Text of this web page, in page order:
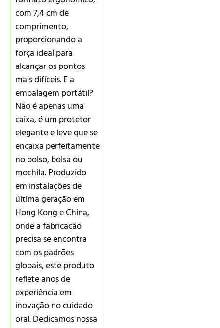
com 7,4 cm de
comprimento,
proporcionando a
força ideal para
alcançar os pontos
mais difíceis. E a
embalagem portátil?
Não é apenas uma
caixa, é um protetor
elegante e leve que se
encaixa perfeitamente
no bolso, bolsa ou
mochila. Produzido
em instalações de
última geração em
Hong Kong e China,
onde a fabricação
precisa se encontra
com os padrões
globais, este produto
reflete anos de
experiência em
inovação no cuidado
oral. Dedicamos nossa